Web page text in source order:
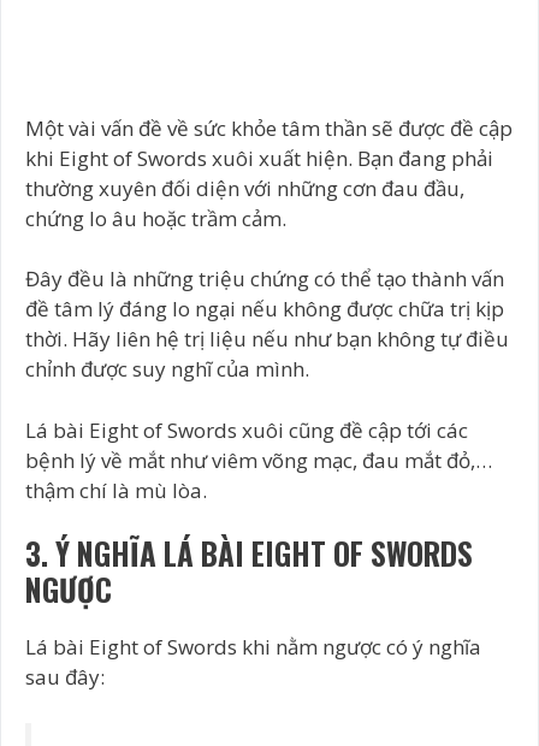
Một vài vấn đề về sức khỏe tâm thần sẽ được đề cập
khi Eight of Swords xuôi xuất hiện. Bạn đang phải
thường xuyên đối diện với những cơn đau đầu,
chứng lo âu hoặc trầm cảm.
Đây đều là những triệu chứng có thể tạo thành vấn
đề tâm lý đáng lo ngại nếu không được chữa trị kịp
thời. Hãy liên hệ trị liệu nếu như bạn không tự điều
chỉnh được suy nghĩ của mình.
Lá bài Eight of Swords xuôi cũng đề cập tới các
bệnh lý về mắt như viêm võng mạc, đau mắt đỏ,…
thậm chí là mù lòa.
3. Ý NGHĨA LÁ BÀI EIGHT OF SWORDS
NGƯỢC
Lá bài Eight of Swords khi nằm ngược có ý nghĩa
sau đây: